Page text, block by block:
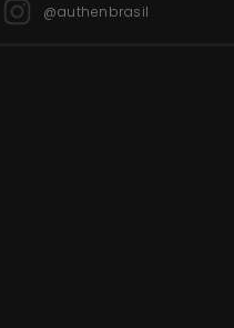
@authenbrasil